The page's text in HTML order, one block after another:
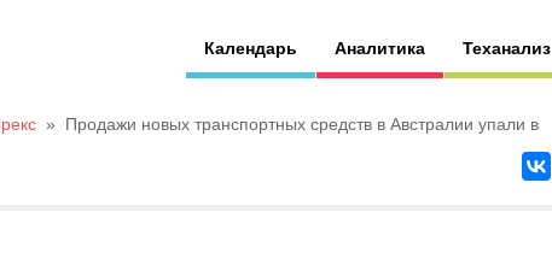
Календарь Аналитика Теханализ
»
Продажи новых транспортных средств в Австралии упали в